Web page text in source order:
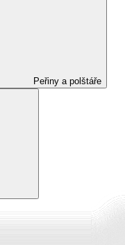
Peřiny a polštáře